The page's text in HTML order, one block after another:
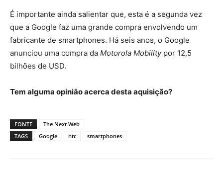
É importante ainda salientar que, esta é a segunda vez
que a Google faz uma grande compra envolvendo um
fabricante de smartphones. Há seis anos, o Google
anunciou uma compra da Motorola Mobilitypor 12,5
bilhões de USD.
Tem alguma opinião acerca desta aquisição?
FONTE
The Next Web
TAGS
Google htc smartphones